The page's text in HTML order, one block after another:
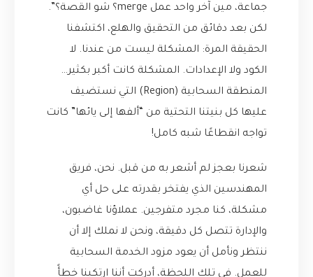
جماعة، مين آخر واحد عمل merge؟ شو القصة؟”.
لكن بعد دقائق من التحقيق والهلع، اكتشفنا
الحقيقة المرة: المشكلة ليست من عندنا. لا
الكود ولا الإعدادات. المشكلة كانت أكبر بكثير…
المنطقة السحابية (Region) التي نستضيف
عليها كل بنيتنا التحتية من “ألفها إلى يائها” كانت
تواجه انقطاعًا شبه كامل!
شعرنا بعجز لم أشعر به من قبل. نحن، فريق
المهندسين الذي يفتخر بقدرته على حل أي
مشكلة، كنا مجرد متفرجين. عملاؤنا غاضبون،
والإدارة تتصل كل دقيقة، ونحن لا نملك إلا أن
ننتظر ونأمل أن يعود مزود الخدمة السحابية
للعمل. في تلك اللحظة، أدركت أننا ارتكبنا خطأً